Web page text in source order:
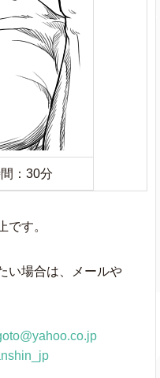
：30分
です。
い場合は、メールや